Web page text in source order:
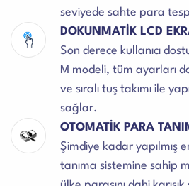
seviyede sahte para
DOKUNMATİK LCD
Son derece kullanıcı
M modeli, tüm ayarları
ve sıralı tuş takımı ile
sağlar.
OTOMATİK PARA
Şimdiye kadar yapılmış
tanıma sistemine sahip